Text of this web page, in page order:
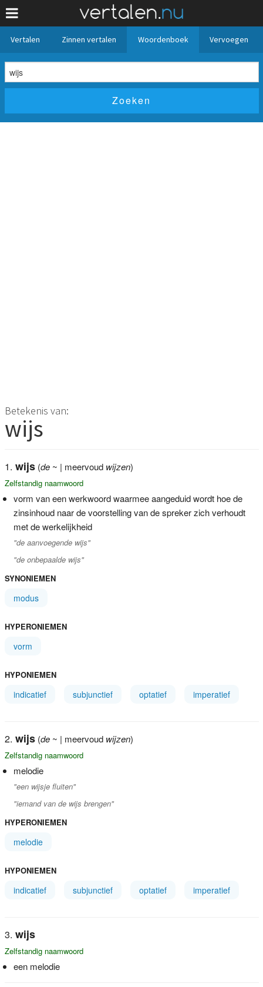
Vertalen Zinnen vertalen Woordenboek Vervoegen
Betekenis van:
wijs
wijs(de~ | meervoud wijzen)
Zelfstandig naamwoord
vorm van een werkwoord waarmee aangeduid wordt hoe de
zinsinhoud naar de voorstelling van de spreker zich verhoudt
met de werkelijkheid
"de aanvoegende wijs"
"de onbepaalde wijs"
SYNONIEMEN
modus
HYPERONIEMEN
vorm
HYPONIEMEN
indicatief subjunctief optatief imperatief
wijs(de~ | meervoud wijzen)
Zelfstandig naamwoord
melodie
"een wijsje fluiten"
"iemand van de wijs brengen"
HYPERONIEMEN
melodie
HYPONIEMEN
indicatief subjunctief optatief imperatief
wijs
Zelfstandig naamwoord
een melodie